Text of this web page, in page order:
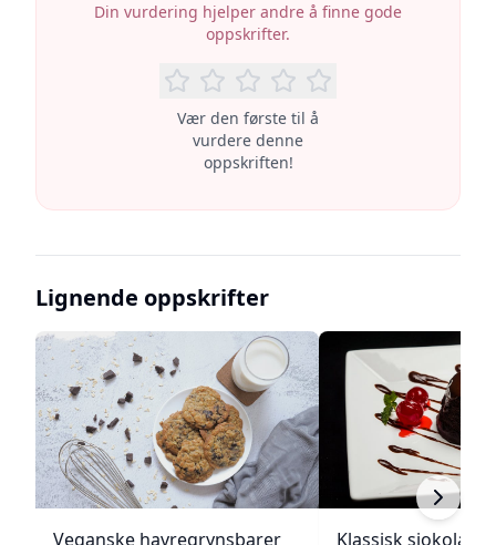
Din vurdering hjelper andre å finne gode
oppskrifter.
Vær den første til å
vurdere denne
oppskriften!
Lignende oppskrifter
Veganske havregrynsbarer
Klassisk